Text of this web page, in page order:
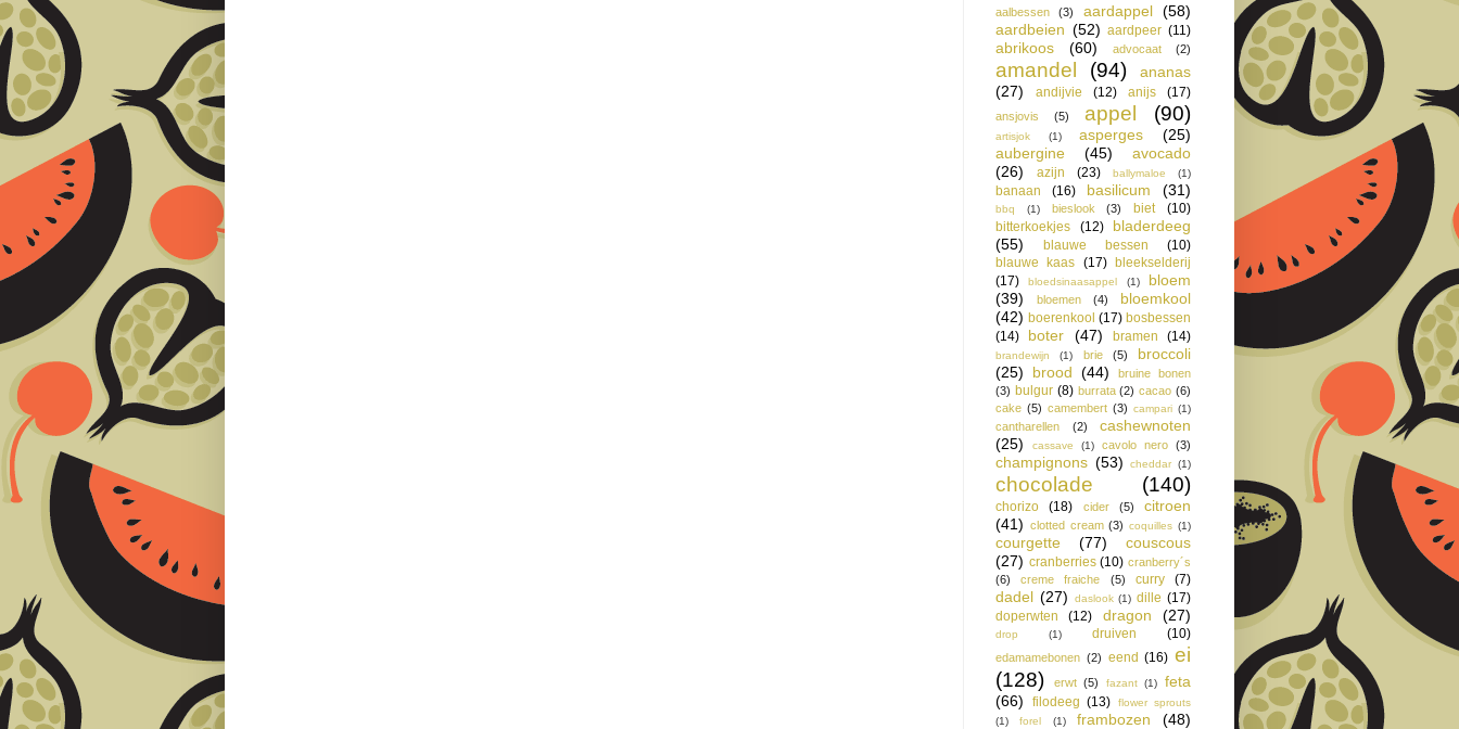
aalbessen (3) aardappel (58)
aardbeien (52) aardpeer (11)
abrikoos (60) advocaat (2)
amandel (94)
ananas
(27)
andijvie (12) anijs (17)
ansjovis (5) appel (90)
artisjok (1) asperges
(25)
aubergine
(45)
avocado
(26)
azijn (23) ballymaloe (1)
banaan (16) basilicum (31)
bbq (1) bieslook (3) biet
(10)
bitterkoekjes
(12)
bladerdeeg
(55)
blauwe bessen
(10)
blauwe kaas (17) bleekselderij
(17)
bloedsinaasappel (1)
bloem
(39)
bloemen (4)
bloemkool
(42) boerenkool (17) bosbessen
(14)
boter (47) bramen (14)
brandewijn (1) brie (5)
broccoli
(25)
brood (44)
bruine bonen
(3) bulgur (8) burrata (2) cacao (6)
cake (5) camembert (3) campari (1)
cantharellen (2)
cashewnoten
(25)
cassave (1) cavolo nero (3)
champignons (53) cheddar (1)
chocolade (140)
chorizo (18) cider (5)
citroen
(41) clotted cream (3) coquilles (1)
courgette (77)
couscous
(27) cranberries (10) cranberry´s
(6)
creme fraiche (5) curry (7)
dadel (27) daslook (1) dille (17)
doperwten
(12) dragon (27)
drop (1) druiven (10)
edamamebonen (2) eend (16) ei
(128)
erwt (5) fazant (1)
feta
(66)
filodeeg (13)
flower sprouts
(1)
forel (1) frambozen (48)